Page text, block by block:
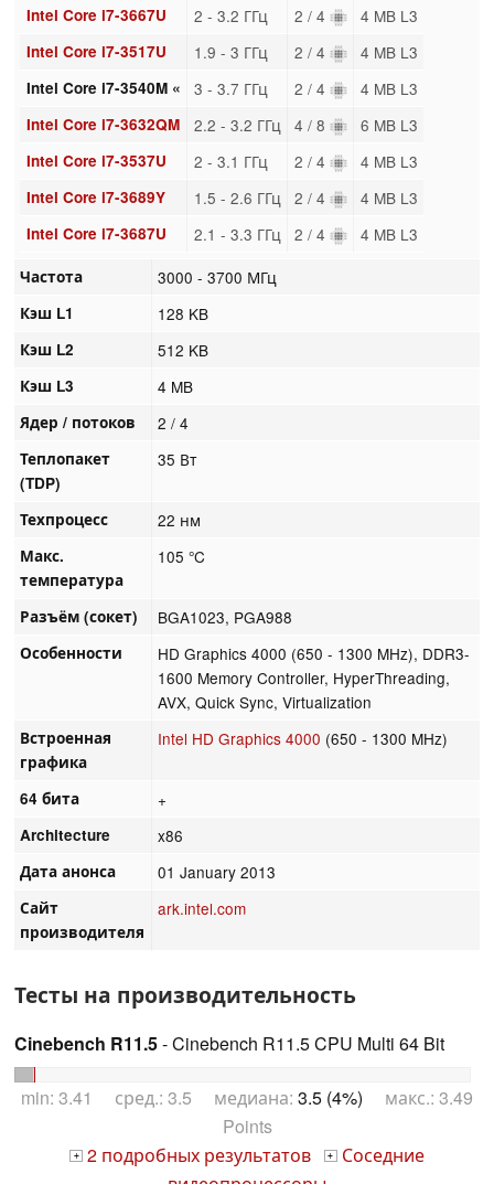
Intel Core i7-3667U 2 - 3.2 ГГц 2 / 4 4 MB L3
Intel Core i7-3517U 1.9 - 3 ГГц 2 / 4 4 MB L3
Intel Core i7-3540M « 3 - 3.7 ГГц 2 / 4 4 MB L3
Intel Core i7-3632QM 2.2 - 3.2 ГГц 4 / 8 6 MB L3
Intel Core i7-3537U 2 - 3.1 ГГц 2 / 4 4 MB L3
Intel Core i7-3689Y 1.5 - 2.6 ГГц 2 / 4 4 MB L3
Intel Core i7-3687U 2.1 - 3.3 ГГц 2 / 4 4 MB L3
Частота 3000 - 3700 МГц
Кэш L1 128 KB
Кэш L2 512 KB
Кэш L3 4 MB
Ядер / потоков 2 / 4
Теплопакет
(TDP)
35 Вт
Техпроцесс 22 нм
Макс.
температура
105 °C
Разъём (сокет) BGA1023, PGA988
Особенности
HD Graphics 4000 (650 - 1300 MHz), DDR3-
1600 Memory Controller, HyperThreading,
AVX, Quick Sync, Virtualization
Встроенная
графика
Intel HD Graphics 4000 (650 - 1300 MHz)
64 бита +
Architecture x86
Дата анонса 01 January 2013
Сайт
производителя
ark.intel.com
Тесты на производительность
Cinebench R11.5- Cinebench R11.5 CPU Multi 64 Bit
min: 3.41 сред.: 3.5 медиана: 3.5 (4%) макс.: 3.49
Points
+ 2 подробных результатов + Соседние